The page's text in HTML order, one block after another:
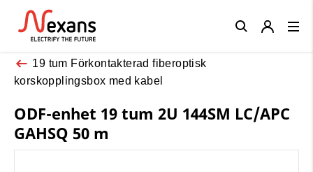
19 tum Förkontakterad fiberoptisk
korskopplingsbox med kabel
ODF-enhet 19 tum 2U 144SM LC/APC
GAHSQ 50 m
Close